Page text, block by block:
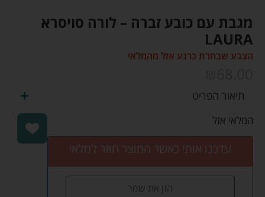
מגבת עם כובע זברה – לורה סויסרא
LAURA
הצבע שבחרת כרגע אזל מהמלאי
תיאור הפריט
המלאי אזל
עדכנו אותי כאשר המוצר חוזר למלאי